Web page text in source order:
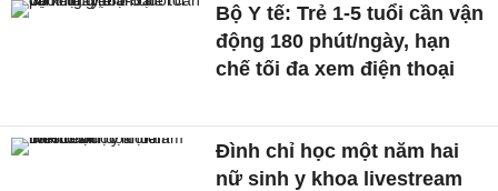
Bộ Y tế: Trẻ 1-5 tuổi cần vận
động 180 phút/ngày, hạn
chế tối đa xem điện thoại
Đình chỉ học một năm hai
nữ sinh y khoa livestream